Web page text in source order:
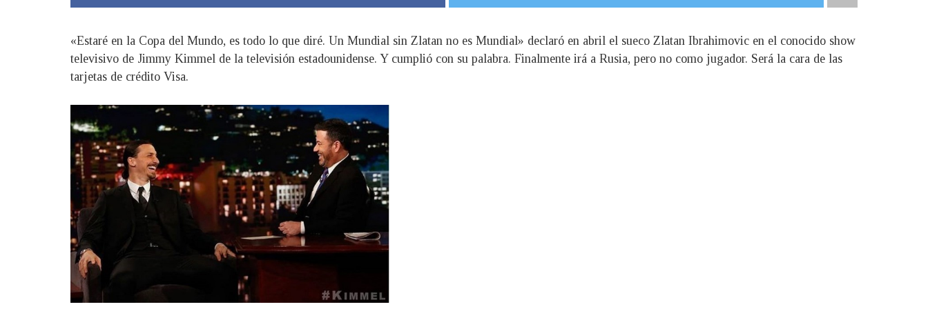
«Estaré en la Copa del Mundo, es todo lo que diré. Un Mundial sin Zlatan no es Mundial» declaró en abril el sueco Zlatan Ibrahimovic en el conocido show
televisivo de Jimmy Kimmel de la televisión estadounidense. Y cumplió con su palabra. Finalmente irá a Rusia, pero no como jugador. Será la cara de las
tarjetas de crédito Visa.